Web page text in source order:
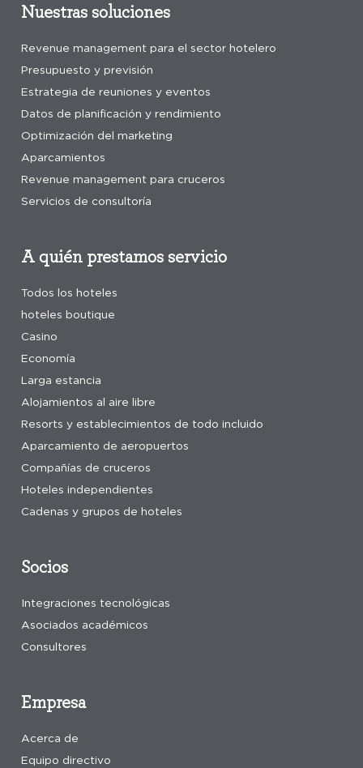
Nuestras soluciones
Revenue management para el sector hotelero
Presupuesto y previsión
Estrategia de reuniones y eventos
Datos de planificación y rendimiento
Optimización del marketing
Aparcamientos
Revenue management para cruceros
Servicios de consultoría
A quién prestamos servicio
Todos los hoteles
hoteles boutique
Casino
Economía
Larga estancia
Alojamientos al aire libre
Resorts y establecimientos de todo incluido
Aparcamiento de aeropuertos
Compañías de cruceros
Hoteles independientes
Cadenas y grupos de hoteles
Empresa
Acerca de
Equipo directivo
Socios
Integraciones tecnológicas
Asociados académicos
Consultores